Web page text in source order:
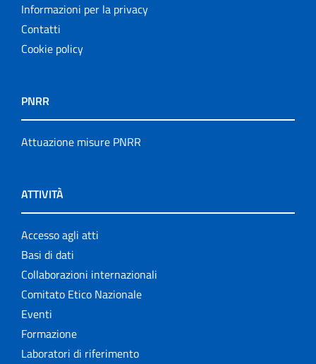
Informazioni per la privacy
Contatti
Cookie policy
PNRR
Attuazione misure PNRR
ATTIVITÀ
Accesso agli atti
Basi di dati
Collaborazioni internazionali
Comitato Etico Nazionale
Eventi
Formazione
Laboratori di riferimento